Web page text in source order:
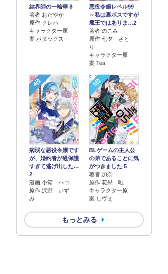
結界師の一輪華 8
著者 おだやか
原作 クレハ
キャラクター原
案 ボダックス
悪役令嬢レベル99
～私は裏ボスですが
魔王ではありま…2
著者 のこみ
原作 七夕 さと
り
キャラクター原
案 Tea
4位
病弱な悪役令嬢です
が、婚約者が過保護
すぎて逃げ出した…
2
漫画 小箱 ハコ
原作 沢野 いず
み
5位
BLゲームの主人公
の弟であることに気
がつきました 5
著者 加奈
原作 花果 唯
キャラクター原
案 しヴぇ
もっとみる